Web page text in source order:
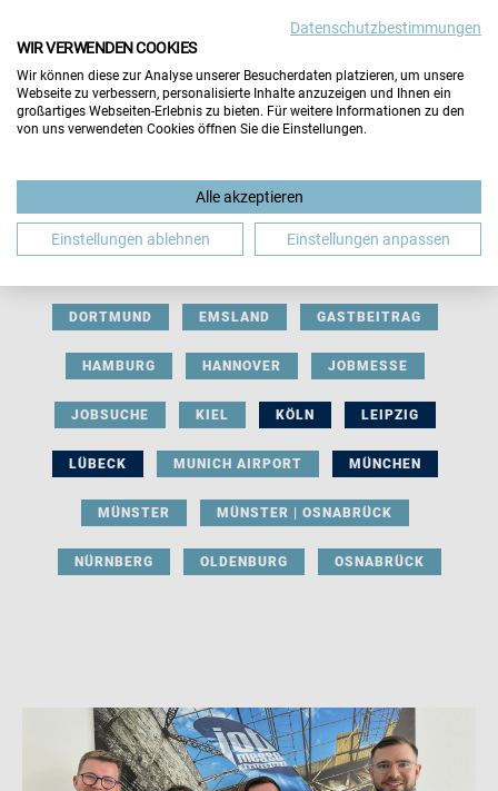
BERUFLICHE ORIENTIERUNG BEWERBUNG
DORTMUND EMSLAND GASTBEITRAG
HAMBURG HANNOVER JOBMESSE
JOBSUCHE KIEL KÖLN LEIPZIG
LÜBECK MUNICH AIRPORT MÜNCHEN
MÜNSTER MÜNSTER | OSNABRÜCK
NÜRNBERG OLDENBURG OSNABRÜCK
Datenschutzbestimmungen
WIR VERWENDEN COOKIES
Wir können diese zur Analyse unserer Besucherdaten platzieren, um unsere
Webseite zu verbessern, personalisierte Inhalte anzuzeigen und Ihnen ein
großartiges Webseiten-Erlebnis zu bieten. Für weitere Informationen zu den
von uns verwendeten Cookies öffnen Sie die Einstellungen.
Alle akzeptieren
Einstellungen ablehnen Einstellungen anpassen